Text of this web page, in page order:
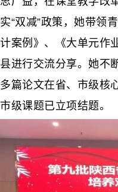
实“双减”政策，她带领
计案例》、《大单元作
县进行交流分享。她不
多篇论文在省、市级核
市级课题已立项结题。